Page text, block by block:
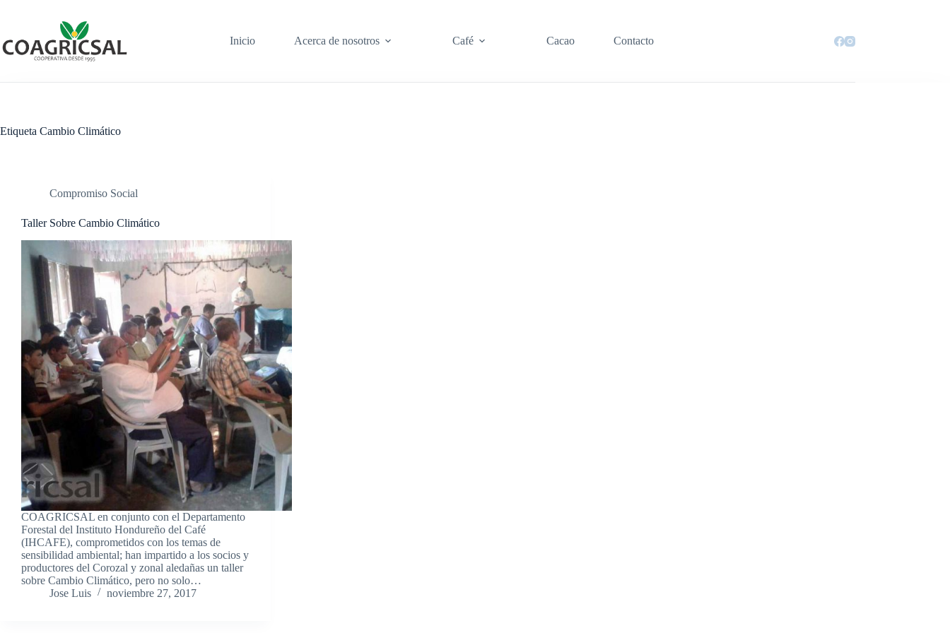
Inicio
Acerca de nosotros Café Cacao Contacto
Etiqueta Cambio Climático
Compromiso Social
Taller Sobre Cambio Climático
COAGRICSAL en conjunto con el Departamento
Forestal del Instituto Hondureño del Café
(IHCAFE), comprometidos con los temas de
sensibilidad ambiental; han impartido a los socios y
productores del Corozal y zonal aledañas un taller
sobre Cambio Climático, pero no solo…
Jose Luis
noviembre 27, 2017